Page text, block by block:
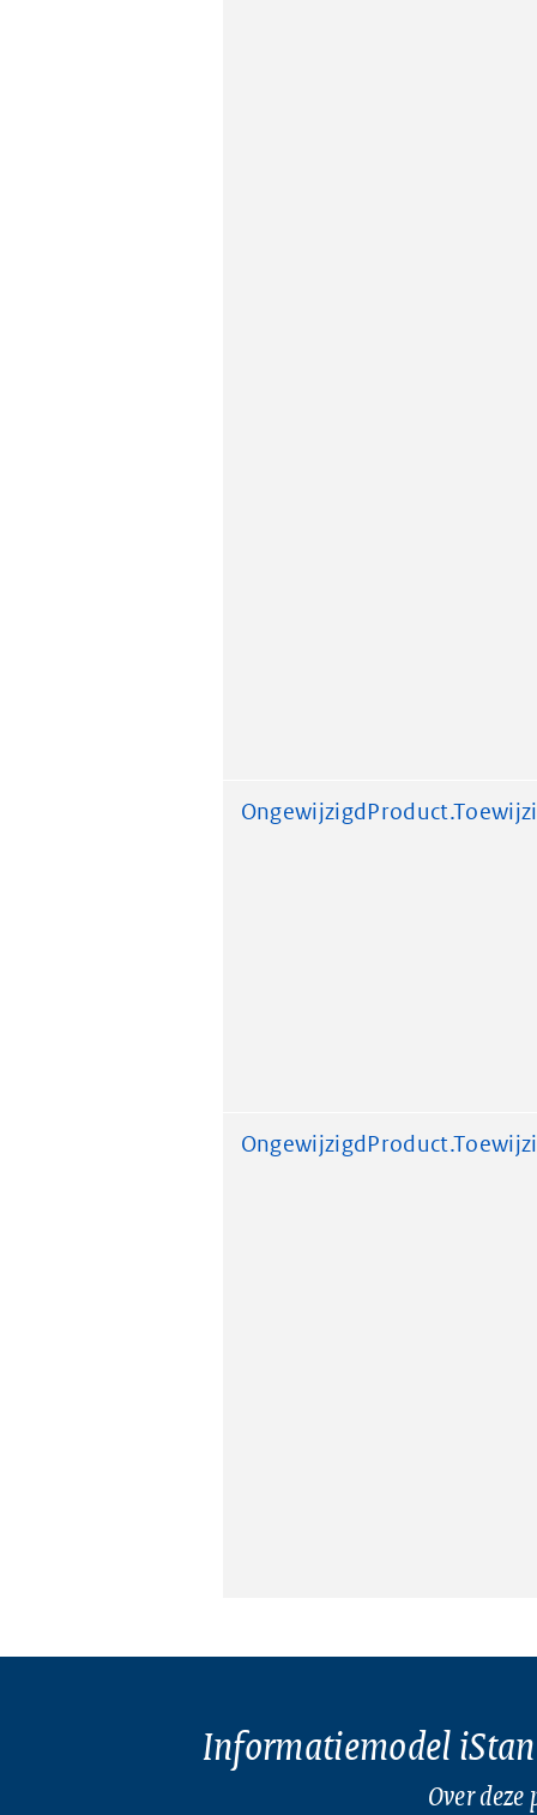
Informatiemodel
Over